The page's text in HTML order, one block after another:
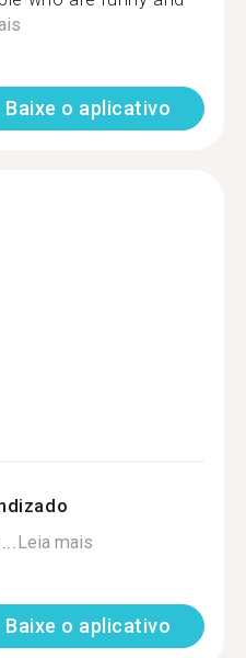
Baixe o aplicativo
Leia mais
Baixe o aplicativo